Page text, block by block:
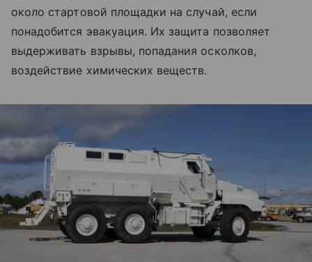
около стартовой площадки на случай, если
понадобится эвакуация. Их защита позволяет
выдерживать взрывы, попадания осколков,
воздействие химических веществ.